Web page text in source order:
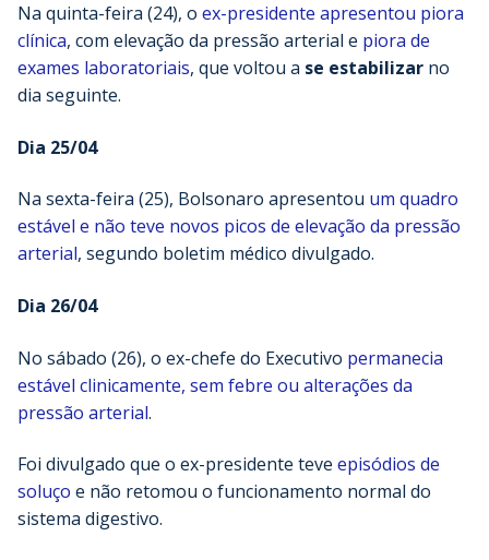
Na quinta-feira (24), o ex-presidente apresentou piora
clínica, com elevação da pressão arterial e piora de
exames laboratoriais, que voltou a se estabilizar no
dia seguinte.
Dia 25/04
Na sexta-feira (25), Bolsonaro apresentou um quadro
estável e não teve novos picos de elevação da pressão
arterial, segundo boletim médico divulgado.
Dia 26/04
No sábado (26), o ex-chefe do Executivo permanecia
estável clinicamente, sem febre ou alterações da
pressão arterial.
Foi divulgado que o ex-presidente teve episódios de
soluço e não retomou o funcionamento normal do
sistema digestivo.